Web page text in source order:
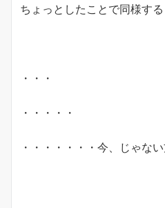
ちょっとしたことで同様する
・・・
・・・・・
・・・・・・・今、じゃな